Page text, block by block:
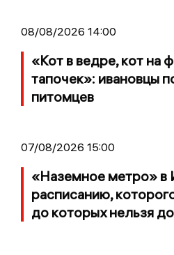
08/08/2026 14:00
«Кот в ведре, кот на
тапочек»: ивановцы
питомцев
07/08/2026 15:00
«Наземное метро» в
расписанию,
до которых нельзя